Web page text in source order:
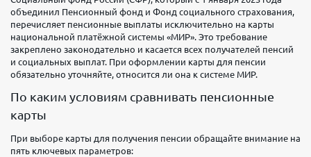
объединил Пенсионный фонд и Фонд социального страхования,
перечисляет пенсионные выплаты исключительно на карты
национальной платёжной системы «МИР». Это требование
закреплено законодательно и касается всех получателей пенсий
и социальных выплат. При оформлении карты для пенсии
обязательно уточняйте, относится ли она к системе МИР.
По каким условиям сравнивать пенсионные
карты
При выборе карты для получения пенсии обращайте внимание на
пять ключевых параметров: